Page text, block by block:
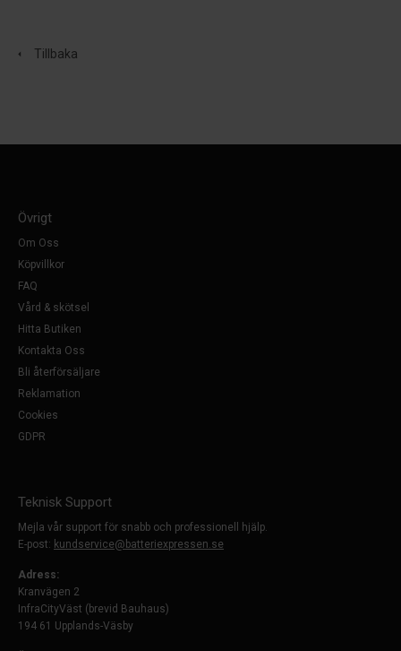
Tillbaka
Övrigt
Om Oss
Köpvillkor
FAQ
Vård & skötsel
Hitta Butiken
Kontakta Oss
Bli återförsäljare
Reklamation
Cookies
GDPR
Teknisk Support
Mejla vår support för snabb och professionell hjälp.
E-post: kundservice@batteriexpressen.se
Adress:
Kranvägen 2
InfraCityVäst (brevid Bauhaus)
194 61 Upplands-Väsby